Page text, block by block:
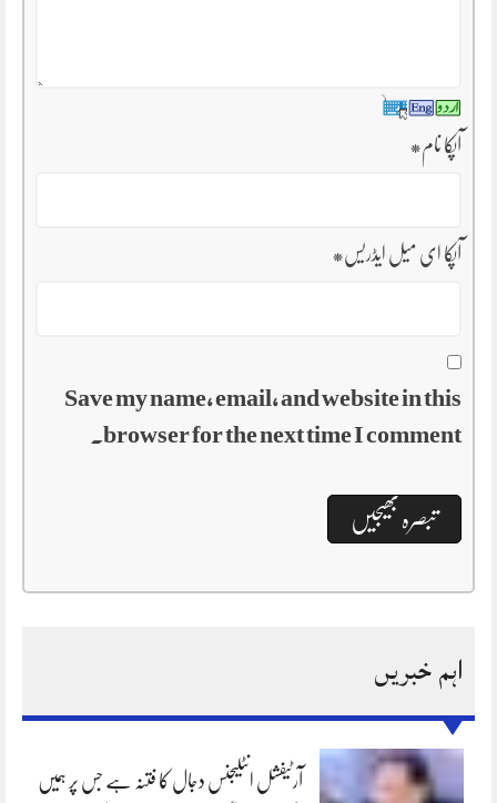
آپکا نام*
آپکا ای میل ایڈریس*
Save my name, email, and website in this
browser for the next time I comment.
اہم خبریں
آرٹیفشل انٹلیجنس دجال کا فتنہ ہے جس پر ہمیں